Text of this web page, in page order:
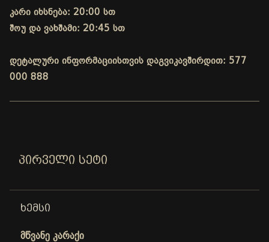
კარი იხსნება: 20:00 სთ
შოუ და ვახშამი: 20:45 სთ
დეტალური ინფორმაციისთვის დაგვიკავშირდით: 577
000 888
ᲞᲘᲠᲕᲔᲚᲘ ᲡᲔᲢᲘ
ᲮᲔᲛᲡᲘ
მწვანე კარაქი